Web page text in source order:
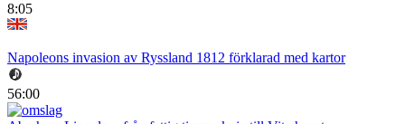
8:05
Napoleons invasion av Ryssland 1812 förklarad med kartor
56:00